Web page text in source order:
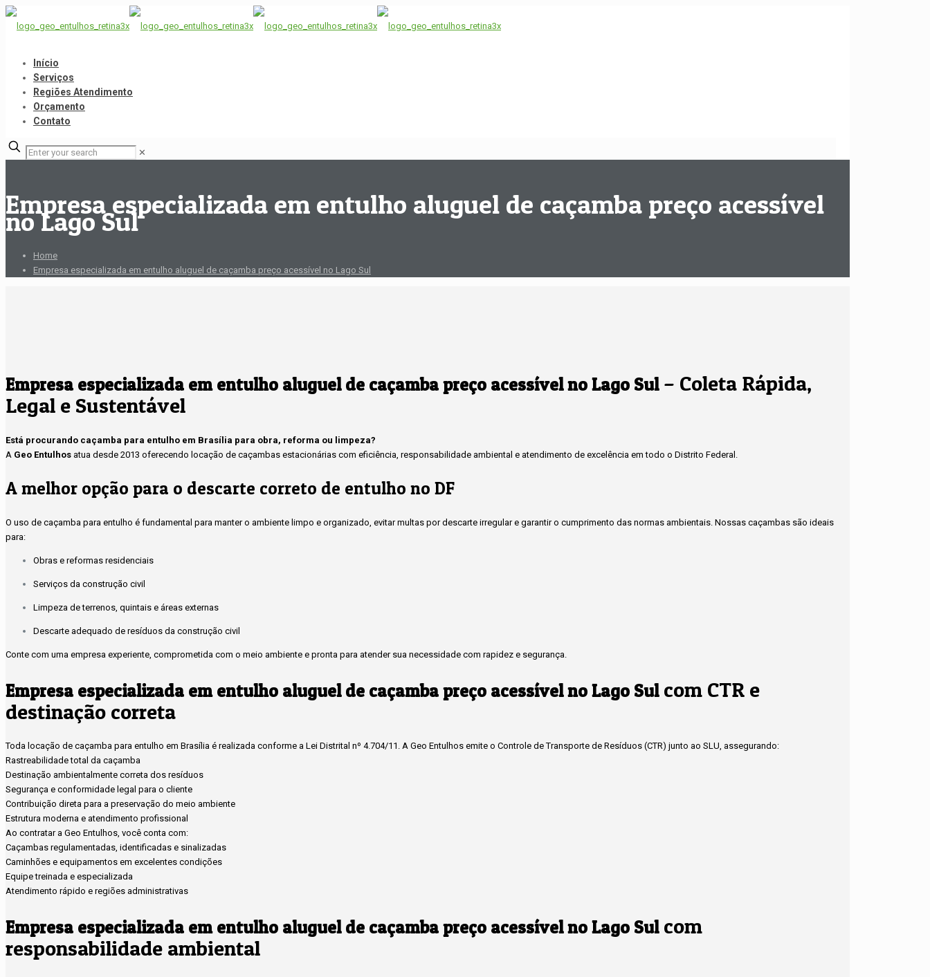
Início
Serviços
Regiões Atendimento
Orçamento
Contato
✕
Empresa especializada em entulho aluguel de caçamba preço acessível
no Lago Sul
Home
Empresa especializada em entulho aluguel de caçamba preço acessível no Lago Sul
Empresa especializada em entulho aluguel de caçamba preço acessível no Lago Sul– Coleta Rápida,
Legal e Sustentável
Está procurando caçamba para entulho em Brasília para obra, reforma ou limpeza?
A Geo Entulhos atua desde 2013 oferecendo locação de caçambas estacionárias com eficiência, responsabilidade ambiental e atendimento de excelência em todo o Distrito Federal.
A melhor opção para o descarte correto de entulho no DF
O uso de caçamba para entulho é fundamental para manter o ambiente limpo e organizado, evitar multas por descarte irregular e garantir o cumprimento das normas ambientais. Nossas caçambas são ideais
para:
Obras e reformas residenciais
Serviços da construção civil
Limpeza de terrenos, quintais e áreas externas
Descarte adequado de resíduos da construção civil
Conte com uma empresa experiente, comprometida com o meio ambiente e pronta para atender sua necessidade com rapidez e segurança.
Empresa especializada em entulho aluguel de caçamba preço acessível no Lago Sulcom CTR e
destinação correta
Toda locação de caçamba para entulho em Brasília é realizada conforme a Lei Distrital nº 4.704/11. A Geo Entulhos emite o Controle de Transporte de Resíduos (CTR) junto ao SLU, assegurando:
Rastreabilidade total da caçamba
Destinação ambientalmente correta dos resíduos
Segurança e conformidade legal para o cliente
Contribuição direta para a preservação do meio ambiente
Estrutura moderna e atendimento profissional
Ao contratar a Geo Entulhos, você conta com:
Caçambas regulamentadas, identificadas e sinalizadas
Caminhões e equipamentos em excelentes condições
Equipe treinada e especializada
Atendimento rápido e regiões administrativas
Empresa especializada em entulho aluguel de caçamba preço acessível no Lago Sulcom
responsabilidade ambiental